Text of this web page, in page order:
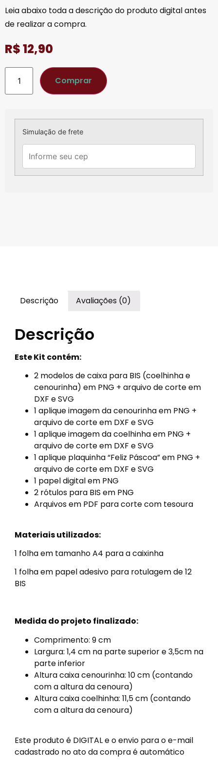
Leia abaixo toda a descrição do produto digital antes
de realizar a compra.
R$12,90
Comprar
Simulação de frete
Descrição Avaliações (0)
Descrição
Este Kit contém:
2 modelos de caixa para BIS (coelhinha e
cenourinha) em PNG + arquivo de corte em
DXF e SVG
1 aplique imagem da cenourinha em PNG +
arquivo de corte em DXF e SVG
1 aplique imagem da coelhinha em PNG +
arquivo de corte em DXF e SVG
1 aplique plaquinha “Feliz Páscoa” em PNG +
arquivo de corte em DXF e SVG
1 papel digital em PNG
2 rótulos para BIS em PNG
Arquivos em PDF para corte com tesoura
Materiais utilizados:
1 folha em tamanho A4 para a caixinha
1 folha em papel adesivo para rotulagem de 12
BIS
Medida do projeto finalizado:
Comprimento: 9 cm
Largura: 1,4 cm na parte superior e 3,5cm na
parte inferior
Altura caixa cenourinha: 10 cm (contando
com a altura da cenoura)
Altura caixa coelhinha: 11,5 cm (contando
com a altura da cenoura)
Este produto é DIGITAL e o envio para o e-mail
cadastrado no ato da compra é automático